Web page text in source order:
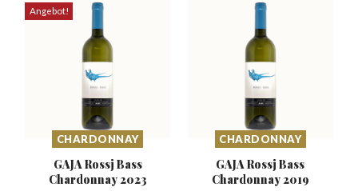
Angebot!
CHARDONNAY
GAJA Rossj Bass
Chardonnay 2023
CHARDONNAY
GAJA Rossj Bass
Chardonnay 2019